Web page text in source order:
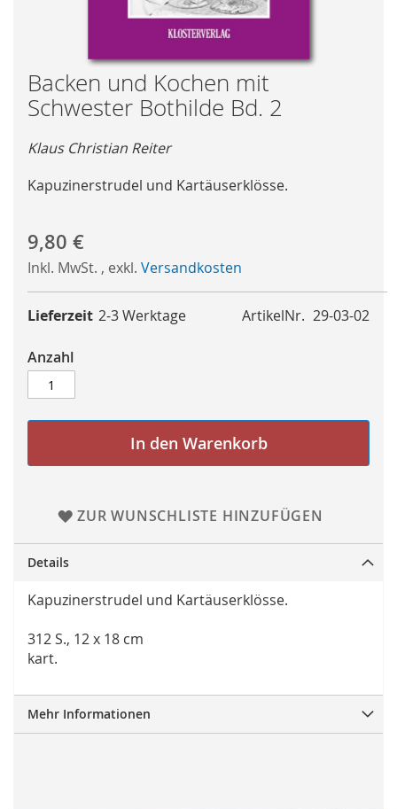
Skip
to
the
of
images
Backen und Kochen mit
Schwester Bothilde Bd. 2
Klaus Christian Reiter
Kapuzinerstrudel und Kartäuserklösse.
9,80 €
Inkl. MwSt. , exkl. Versandkosten
ArtikelNr. 29-03-02
Lieferzeit 2-3 Werktage
Anzahl
In den Warenkorb
ZUR WUNSCHLISTE HINZUFÜGEN
Details
Kapuzinerstrudel und Kartäuserklösse.
312 S., 12 x 18 cm
kart.
Mehr Informationen